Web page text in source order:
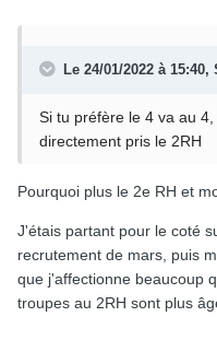
Le 24/01/2022 à 15:40,
Si tu préfère le 4 va au
directement pris le 2RH
Pourquoi plus le 2e RH et
J'étais partant pour le coté
recrutement de mars, puis
que j'affectionne beaucoup
troupes au 2RH sont plus